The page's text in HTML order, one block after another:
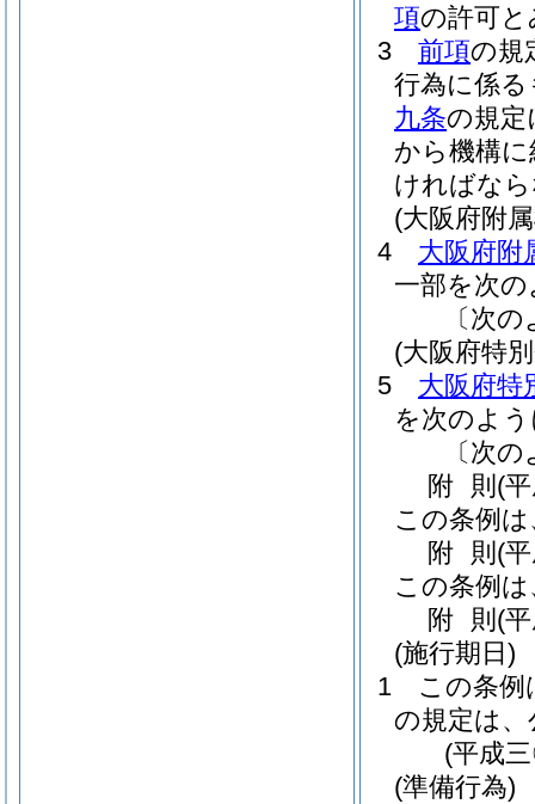
項の許可
3
前項の規
行為に係
九条の規定
から機構
ければな
(大阪府附
4
大阪府附
一部を次
〔次
(大阪府特
5
大阪府特
を次のよ
〔次
附 則 (
この条例
附 則 (
この条例
附 則 (
(施行期日)
1
この条例
の規定は
(平成
(準備行為)